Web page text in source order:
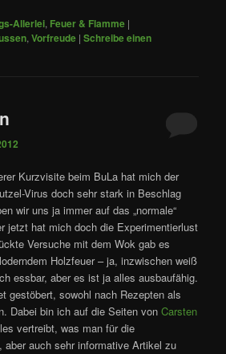
Allerlei, Feuer & Flamme |
,Vorfreude |Schreibe einen
Kurzvisite beim BuLa hat mich der
Virus doch sehr stark in Beschlag
wir uns ja immer auf das „normale“
jetzt hat mich doch die Experimentierlust
Versuche mit dem Wok gab es
Holzfeuer – ja, inzwischen weiß
essbar, aber es ist ja alles ausbaufähig.
gestöbert, sowohl nach Rezepten als
Dabei bin ich auf die Seiten vonCarsten
vertreibt, was man für die
aber auch sehr informative Artikel zu